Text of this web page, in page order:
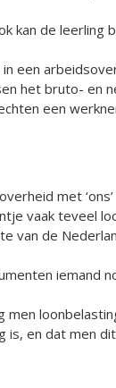
kan de leerling
een
het bruto- en
een
met
vaak teveel
van de
iemand
is, en dat men